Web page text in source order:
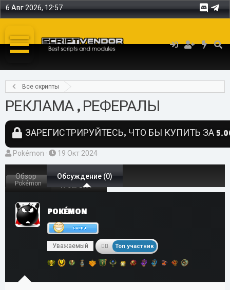
6 Авг 2026, 12:57
Все скрипты
РЕКЛАМА , РЕФЕРАЛЫ
ЗАРЕГИСТРИРУЙТЕСЬ, ЧТО БЫ КУПИТЬ ЗА 5.00
А
в
т
о
е
Pokémon
Д
а
т
а
а
ч
а
л
а
19 Окт 2024
Обзор Обсуждение (0)
Pokémon 19 Окт 2024
POKÉMON
Уважаемый Топ участник